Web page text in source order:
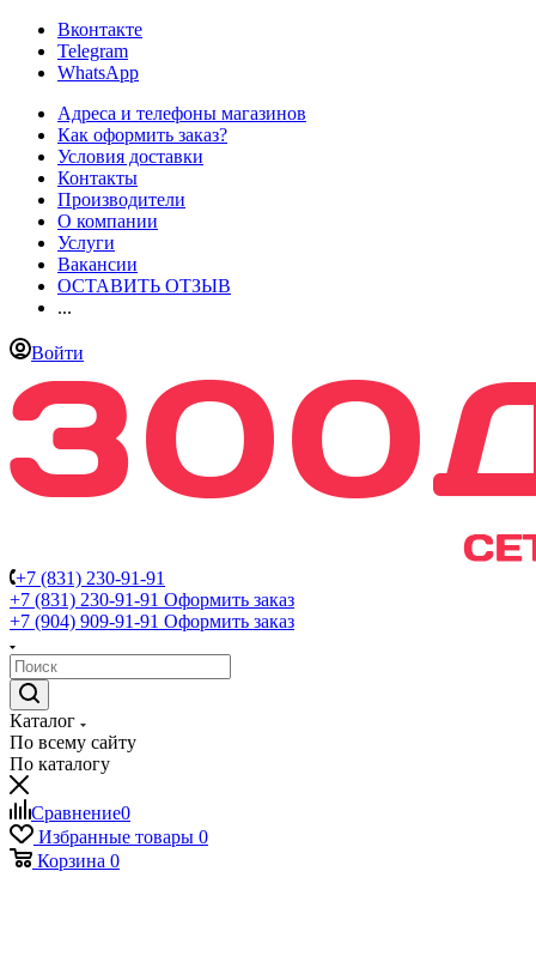
Вконтакте
Telegram
WhatsApp
Адреса и телефоны магазинов
Как оформить заказ?
Условия доставки
Контакты
Производители
О компании
Услуги
Вакансии
ОСТАВИТЬ ОТЗЫВ
...
Войти
+7 (831) 230-91-91
+7 (831) 230-91-91 Оформить заказ
+7 (904) 909-91-91 Оформить заказ
Каталог
По всему сайту
По каталогу
Сравнение0
Избранные товары 0
Корзина 0